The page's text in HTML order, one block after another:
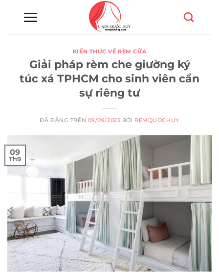
KIẾN THỨC VỀ RÈM CỬA
Giải pháp rèm che giường ký
túc xá TPHCM cho sinh viên cần
sự riêng tư
ĐÃ ĐĂNG TRÊN 09/09/2025 BỞI REMQUOCHUY
09
Th9